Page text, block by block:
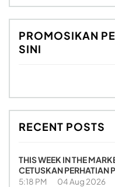
PROMOSIKAN
SINI
RECENT POSTS
THIS WEEK IN THE
CETUSKAN PERHATIAN
5:18 PM 04 Aug 2026